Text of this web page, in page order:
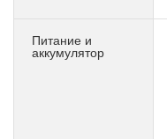
Питание и
аккумулятор